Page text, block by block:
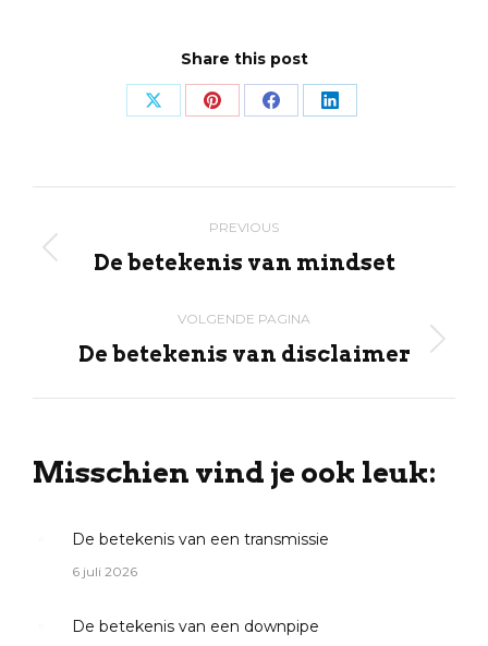
Share this post
Share Share Share Share
navigation
PREVIOUS
Previous
De betekenis van mindset
VOLGENDE PAGINA
Volgende
De betekenis van disclaimer
Misschien vind je ook leuk:
De betekenis van een transmissie
6 juli 2026
De betekenis van een downpipe